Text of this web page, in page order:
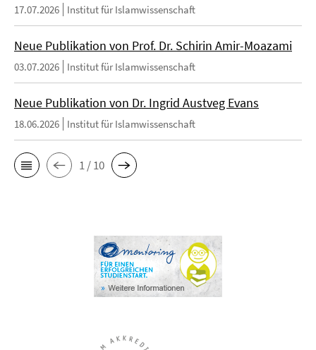
17.07.2026 Institut für Islamwissenschaft
Neue Publikation von Prof. Dr. Schirin Amir-Moazami
03.07.2026 Institut für Islamwissenschaft
Neue Publikation von Dr. Ingrid Austveg Evans
18.06.2026 Institut für Islamwissenschaft
1 / 10